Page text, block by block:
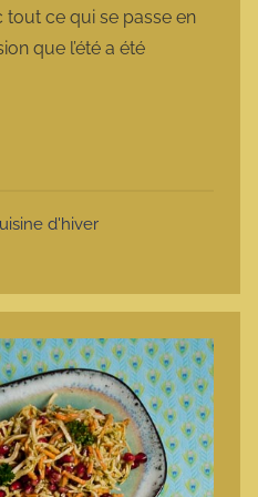
ce qui se passe en
que l’été a été
d'hiver